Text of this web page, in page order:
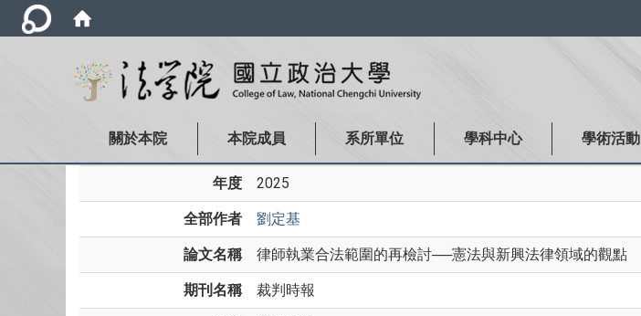
關於本院 本院成員 系所單位 學科中心 學術活動
年度 2025
全部作者 劉定基
論文名稱 律師執業合法範圍的再檢討──憲法與新興法律領域的觀點
期刊名稱 裁判時報